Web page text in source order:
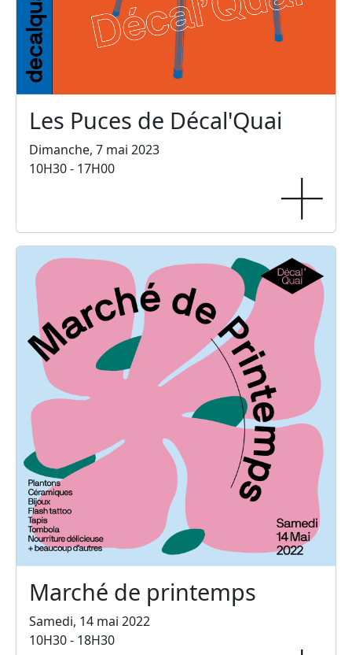
Les Puces de Décal'Quai
Dimanche, 7 mai 2023
10H30 - 17H00
Marché de printemps
Samedi, 14 mai 2022
10H30 - 18H30